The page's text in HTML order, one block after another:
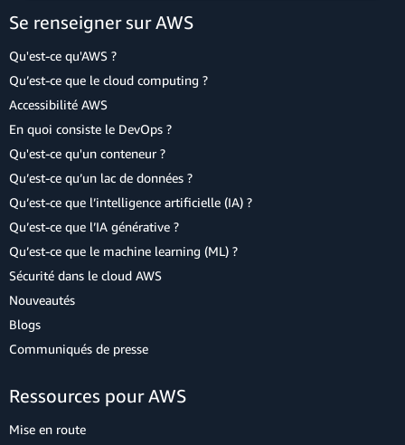
Se renseigner sur AWS
Qu'est-ce qu'AWS ?
Qu’est-ce que le cloud computing ?
Accessibilité AWS
En quoi consiste le DevOps ?
Qu'est-ce qu'un conteneur ?
Qu’est-ce qu’un lac de données ?
Qu’est-ce que l’intelligence artificielle (IA) ?
Qu’est-ce que l’IA générative ?
Qu’est-ce que le machine learning (ML) ?
Sécurité dans le cloud AWS
Nouveautés
Blogs
Communiqués de presse
Ressources pour AWS
Mise en route